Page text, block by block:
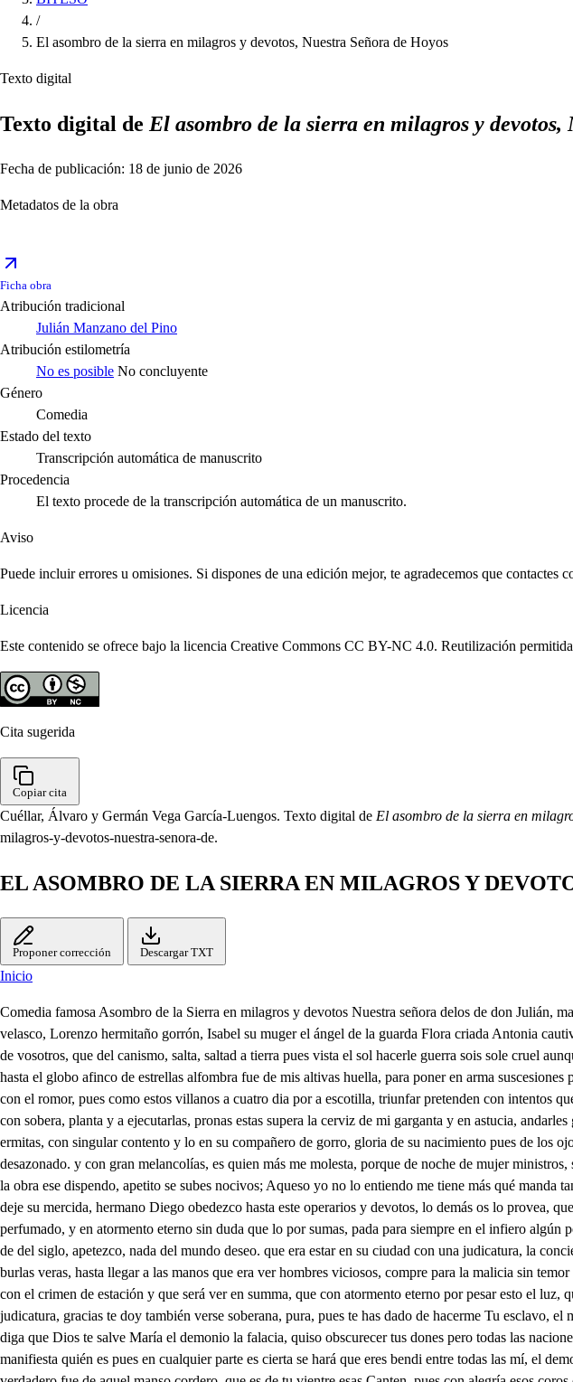
/
El asombro de la sierra en milagros y devotos, Nuestra Señora de Hoyos
Texto digital
Texto digital de El asombro de la sierra en milagros y devotos,
Fecha de publicación: 18 de junio de 2026
Metadatos de la obra
Ficha obra
Atribución tradicional
Julián Manzano del Pino
Atribución estilometría
No es posible No concluyente
Género
Comedia
Estado del texto
Transcripción automática de manuscrito
Procedencia
El texto procede de la transcripción automática de un manuscrito.
Aviso
Puede incluir errores u omisiones. Si dispones de una edición mejor, te agradecemos que contactes
Licencia
Este contenido se ofrece bajo la licencia Creative Commons CC BY-NC 4.0. Reutilización
Cita sugerida
Copiar cita
Cuéllar, Álvaro y Germán Vega García-Luengos. Texto digital de El asombro de la sierra en
milagros-y-devotos-nuestra-senora-de.
EL ASOMBRO DE LA SIERRA EN MILAGROS Y
Proponer corrección Descargar TXT
Inicio
Comedia famosa Asombro de la Sierra en milagros y devotos Nuestra señora delos de don Julián, manzano sino el eco cosiento segunda parte personas que hablan en ella Diego de Alvarado, Alonso tomas de velasco, Lorenzo hermitaño gorrón, Isabel su muger el ángel de la guarda Flora criada Antonia cautivo Gonzalo, llore yo vaba, una nuestra señora a Luzbel, con un lobo de fuego Salí, esa laguna confe lóbrego amo de vosotros, que del canismo, salta, saltad a tierra pues vista el sol hacerle guerra sois sole cruel aunque el sol y la luna como ociosos está cuando Luzbel, halla en mi creación fueron mia, Levante suspendones, hasta el globo afinco de estrellas alfombra fue de mis altivas huella, para poner en arma suscesiones prevenid vuestras huestes con cobdicia queriendo mi ambición pues tu silla sobre el aquilón, en poder y ambición con el romor, pues como estos villanos a cuatro dia por a escotilla, triunfar pretenden con intentos que no se viva más de las causa de este mi altivo ser, pero ¡ay de mí que sola una miento sus ordenes guardamos con sobera, planta y a ejecutarlas, pronas estas supera la cerviz de mi garganta y en astucia, andarles guerra Sola una María hasta que vengan todos a mis manos a quien cultos le dan aquel día Diego de Alvarado de ermitas, con singular contento y lo en su compañero de gorro, gloria de su nacimiento pues de los ojos parecido donde le tengo mandado guerra al infierno el maestro de la otra al hombre vida, está muy desazonado. y con gran melancolías, es quien más me molesta, porque de noche de mujer ministros, sal y haced palestra, que trabajan de y con lluvia y maña, asombra con horrores la cara poniendo alos lascivos, en la obra ese dispendo, apetito se subes nocivos; Aqueso yo no lo entiendo me tiene más qué manda tanto que del oriente al negro Lire si los oficiales alma no dejé, en fin, que ese querones, empiezan la su tarea, no deje su mercida, hermano Diego obedezco hasta este operarios y devotos, lo demás os lo provea, que templo erigen a esta aparecida porque aqueste cuarto está con la muerte con mujer soy sedas, del alqueríbete perfumado, y en atormento eterno sin duda que lo por sumas, pada para siempre en el infiero algún polvorista honrado todos sin excepción, los bajad a los señor de razón adonde proserpina, al heremítico empleo, de del siglo, apetezco, nada del mundo deseo. que era estar en su ciudad con una judicatura, la conciencia, no segura sin decir nadie verdado que era ser sus ciudadanos, con de mundos y quimeras, haciendo las burlas veras, hasta llegar a las manos que era ver hombres viciosos, compre para la malicia sin temor de la justicia andar siempre escándolos que era ver en conclusión mercaderes tratantes engañando por instantes con el crimen de estación y que será ver en summa, que con atormento eterno por pesar esto el luz, que lo paga, en el infierno amor te doy puesto que me has apartado, de un riesgo tan declarado como una judicatura, gracias te doy también verse soberana, pura, pues te has dado de hacerme Tu esclavo, el más en señor para más en grandecerme Bien se ve soy vasa y guía, adonde la gracia estriba, y así todo el orbe diga que Dios te salve María el demonio la falacia, quiso obscurecer tus dones pero todas las naciones de llenares de gracia de esto el ángel es testigo pues halla en su lega, te dijo con alegría El señor es contigo bien manifiesta quién es pues en cualquier parte es cierta se hará que eres bendi entre todas las mí, el demonio vestido cuando supo tu pre él quedó como la pez, pero atendido es el fue el castillo de mas depósito verdadero fue de aquel manso cordero, que es de tu vientre esas Canten, pues con alegría esos coros celestiales, pues consta de las anales que eres santa María que más atributo en vos pudo a ver más elojiado que su carnos del pecado por ser vos madre de Dios, pedirse unos y otros en común aclamación para alcanzar el perdón Ruega por nosotros, aliende hoy a tus favores sin mirar nuestros delitos porque aunque son infinitos somos en su pecadores nos siempre protectora Mirad que os lo suplicamos, humilde os lo rogamos, que sea ahora y en la hora despuniéndolo de suerte que en la gran Jerusalén mule, nuestra muerte por la eterna vida ameno Sale Luzbel al paño. Ya empieza a obrar mis furias, aquí de todo el infierno pero este hipocrita, está, mis ideas destruyendo porque esta mujer le oye, con singular atención Mátala no te detengas inmóvil, está también denme los cielos paciencia he de lograr aquí tirarme quiero ante por ahora mi pretensión que don Francisco, me ser, Pese a toda mi rabia, mas ya se va y otros vienen que al oído de Isabel que esta mujer desvanecía, Empiece aquí mi furor No miras que ahora te hues, mis